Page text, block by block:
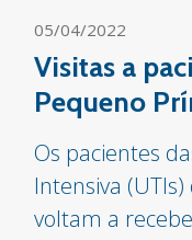
05/04/2022
Visitas a
Pequeno
Os pacientes
Intensiva
voltam a